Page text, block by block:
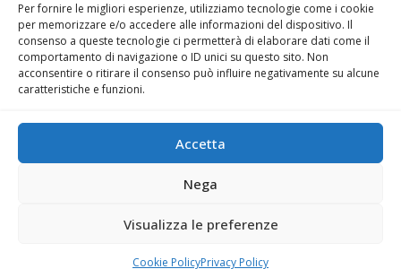
Per fornire le migliori esperienze, utilizziamo tecnologie come i cookie
per memorizzare e/o accedere alle informazioni del dispositivo. Il
consenso a queste tecnologie ci permetterà di elaborare dati come il
comportamento di navigazione o ID unici su questo sito. Non
acconsentire o ritirare il consenso può influire negativamente su alcune
caratteristiche e funzioni.
Accetta
Nega
Visualizza le preferenze
Cookie PolicyPrivacy Policy